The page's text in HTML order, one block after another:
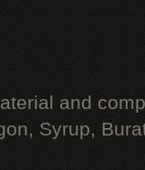
and
Syrup,